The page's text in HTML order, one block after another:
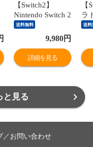
【Switch2】
Nintendo Switch 2
Proコントローラ
ー BEE-A-FSSKA
NSW2 Proコント
ローラー 【返品
種別B】
送料無料
9,980円
詳細を見る
ラ
ダ
ダ-
B】
送料
と見る
／お問い合わせ